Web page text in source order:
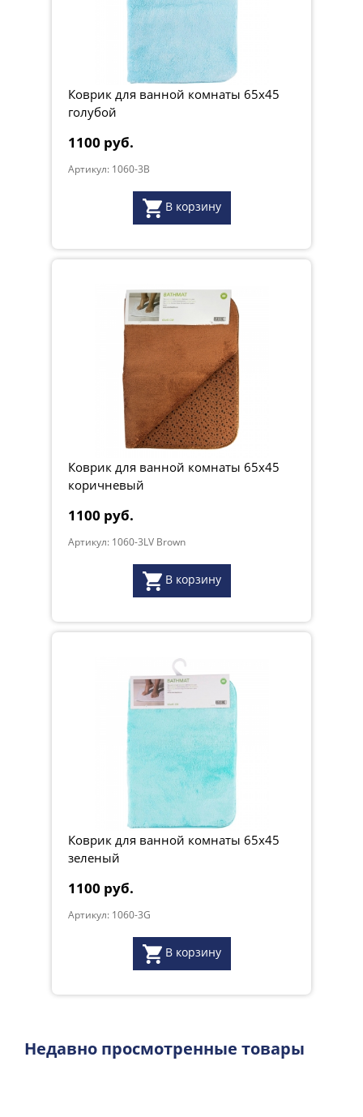
Коврик для ванной комнаты 65х45
голубой
1100 руб.
Артикул: 1060-3B
В корзину
Коврик для ванной комнаты 65х45
коричневый
1100 руб.
Артикул: 1060-3LV Brown
В корзину
Коврик для ванной комнаты 65х45
зеленый
1100 руб.
Артикул: 1060-3G
В корзину
Недавно просмотренные товары